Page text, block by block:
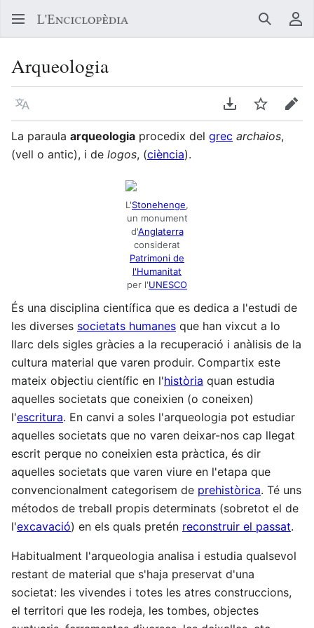
Buscar
Arqueologia
Llegir en un atre idioma Descarregar en
Vigilar
La paraula arqueologia procedix del grec archaios,
(vell o antic), i de logos, (ciència).
L'Stonehenge,
un monument
d'Anglaterra
considerat
Patrimoni de
l'Humanitat
per l'UNESCO
És una disciplina científica que es dedica a l'estudi de
les diverses societats humanes que han vixcut a lo
llarc dels sigles gràcies a la recuperació i anàlisis de la
cultura material que varen produir. Compartix este
mateix objectiu científic en l'història quan estudia
aquelles societats que coneixien (o coneixen)
l'escritura. En canvi a soles l'arqueologia pot estudiar
aquelles societats que no varen deixar-nos cap llegat
escrit perque no coneixien esta pràctica, és dir
aquelles societats que varen viure en l'etapa que
convencionalment categorisem de prehistòrica. Té uns
métodos de treball propis determinats (sobretot el de
l'excavació) en els quals pretén reconstruir el passat.
Habitualment l'arqueologia analisa i estudia qualsevol
restant de material que s'haja preservat d'una
societat: les vivendes i totes les atres construccions,
el territori que les rodeja, les tombes, objectes